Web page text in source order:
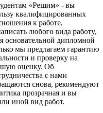
«Решим» - вы
квалифицированных
к работе,
любого вида работу,
основательной дипломной
мы предлагаем гарантию
и проверку на
оценку. Об
с нами
снова, рекомендуют
прозрачная и вы
иной вид работ.